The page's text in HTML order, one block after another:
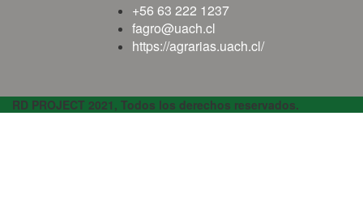
+56 63 222 1237
fagro@uach.cl
https://agrarias.uach.cl/
RD PROJECT 2021, Todos los derechos reservados.